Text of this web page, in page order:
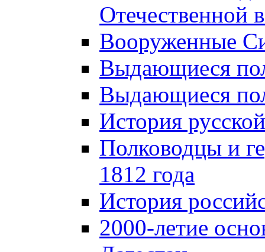
Отечественной
Вооруженные
Выдающиеся
Выдающиеся
История
Полководцы и
1812 года
История
2000-летие